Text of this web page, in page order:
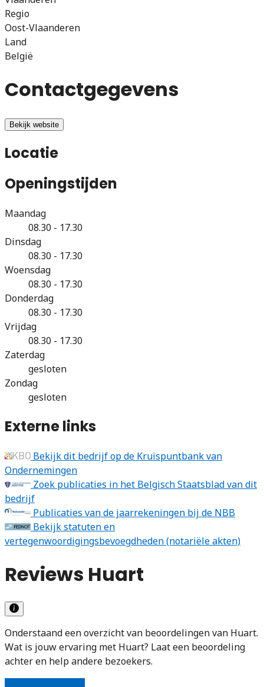
Regio
Oost-Vlaanderen
Land
België
Contactgegevens
Bekijk website
Locatie
Openingstijden
Maandag
08.30 - 17.30
Dinsdag
08.30 - 17.30
Woensdag
08.30 - 17.30
Donderdag
08.30 - 17.30
Vrijdag
08.30 - 17.30
Zaterdag
gesloten
Zondag
gesloten
Externe links
Bekijk dit bedrijf op de Kruispuntbank van
Ondernemingen
Zoek publicaties in het Belgisch Staatsblad van dit
bedrijf
Publicaties van de jaarrekeningen bij de NBB
Bekijk statuten en
vertegenwoordigingsbevoegdheden (notariële akten)
Reviews Huart
Onderstaand een overzicht van beoordelingen van Huart.
Wat is jouw ervaring met Huart? Laat een beoordeling
achter en help andere bezoekers.